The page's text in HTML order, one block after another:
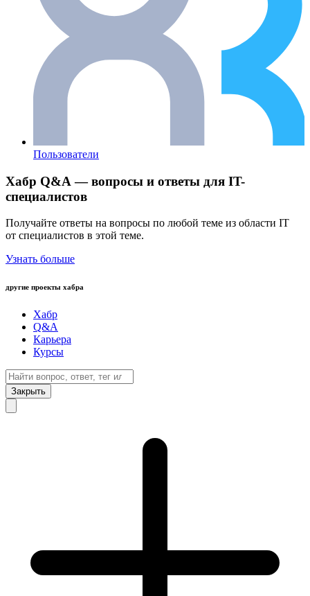
Пользователи
Хабр Q&A — вопросы и ответы для IT-
специалистов
Получайте ответы на вопросы по любой теме из области IT
от специалистов в этой теме.
Узнать больше
другие проекты хабра
Хабр
Q&A
Карьера
Курсы
Закрыть